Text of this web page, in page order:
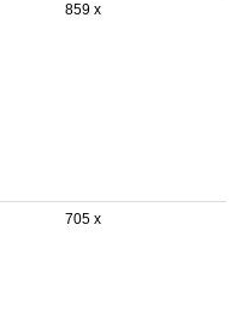
859 x
705 x